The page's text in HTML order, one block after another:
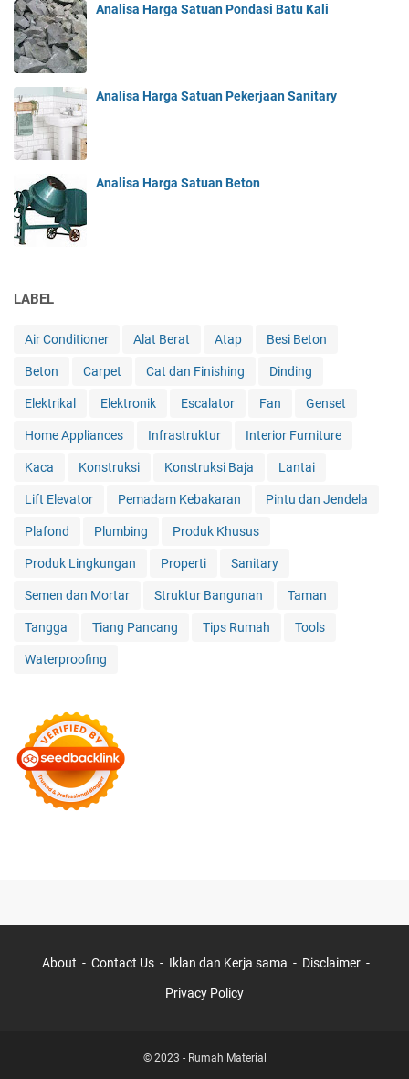
Analisa Harga Satuan Pondasi Batu Kali
Analisa Harga Satuan Pekerjaan Sanitary
Analisa Harga Satuan Beton
LABEL
Air Conditioner Alat Berat Atap Besi Beton
Beton Carpet Cat dan Finishing Dinding
Elektrikal Elektronik Escalator Fan Genset
Home Appliances Infrastruktur Interior Furniture
Kaca Konstruksi Konstruksi Baja Lantai
Lift Elevator Pemadam Kebakaran Pintu dan Jendela
Plafond Plumbing Produk Khusus
Produk Lingkungan Properti Sanitary
Semen dan Mortar Struktur Bangunan Taman
Tangga Tiang Pancang Tips Rumah Tools
Waterproofing
About Contact Us Iklan dan Kerja sama Disclaimer
Privacy Policy
© 2023 - Rumah Material